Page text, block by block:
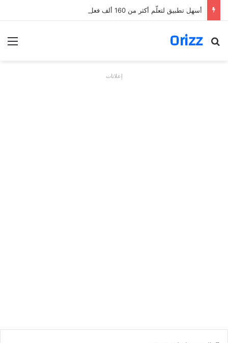
أسهل تطبيق لتعلّم أكثر من 160 ألف فعل بالألمانية
Orizz
بحث عن
إعلانات